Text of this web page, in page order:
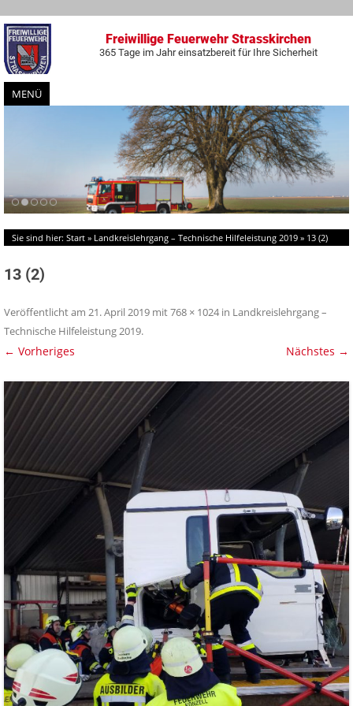
Freiwillige Feuerwehr Strasskirchen
365 Tage im Jahr einsatzbereit für Ihre Sicherheit
MENÜ
Zum
Inhalt
springen
Sie sind hier: Start » Landkreislehrgang – Technische Hilfeleistung 2019 » 13 (2)
13 (2)
Veröffentlicht am 21. April 2019 mit768 × 1024 in Landkreislehrgang –
Technische Hilfeleistung 2019.
← Vorheriges Nächstes →